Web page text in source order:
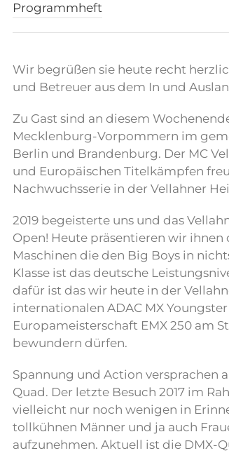
Programmheft
Wir begrüßen sie heute recht
und Betreuer aus dem In und
Zu Gast sind an diesem
Mecklenburg-Vorpommern im
Berlin und Brandenburg. Der MC
und Europäischen Titelkämpfen
Nachwuchsserie in der Vellahner
2019 begeisterte uns und das
Open! Heute präsentieren wir
Maschinen die den Big Boys in
Klasse ist das deutsche
dafür ist das wir heute in der
internationalen ADAC MX
Europameisterschaft EMX 250 am
bewundern dürfen.
Spannung und Action versprachen
Quad. Der letzte Besuch 2017 im
vielleicht nur noch wenigen in
tollkühnen Männer und ja auch
aufzunehmen. Aktuell ist die DMX-